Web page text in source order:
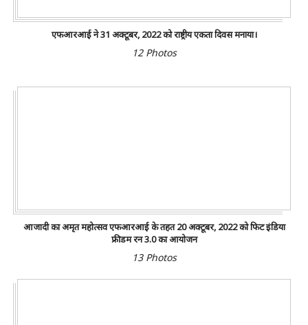
एफआरआई ने 31 अक्टूबर, 2022 को राष्ट्रीय एकता दिवस मनाया।
12 Photos
आजादी का अमृत महोत्सव एफआरआई के तहत 20 अक्टूबर, 2022 को फिट इंडिया
फ्रीडम रन 3.0 का आयोजन
13 Photos